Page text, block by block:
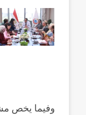
وفيما يخص